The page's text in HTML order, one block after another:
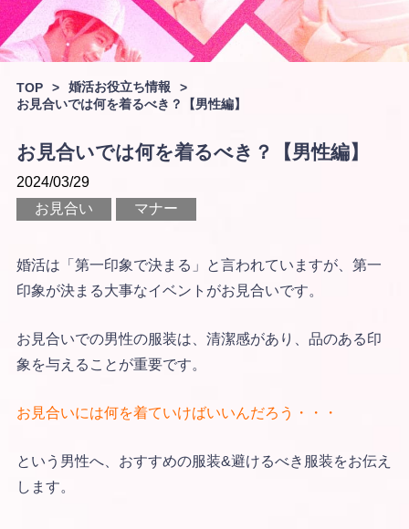
TOP > 婚活お役立ち情報
>
お見合いでは何を着るべき？【男性編】
お見合いでは何を着るべき？【男性編】
2024/03/29
お見合い
マナー
婚活は「第一印象で決まる」と言われていますが、第一
印象が決まる大事なイベントがお見合いです。
お見合いでの男性の服装は、清潔感があり、品のある印
象を与えることが重要です。
お見合いには何を着ていけばいいんだろう・・・
という男性へ、おすすめの服装&避けるべき服装をお伝え
します。